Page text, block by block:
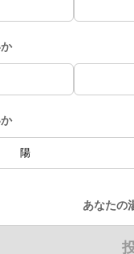
陽
あなたの